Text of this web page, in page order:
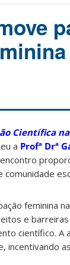
Científica na
a Profª Drª
feminina
e
científico. A
incentivando